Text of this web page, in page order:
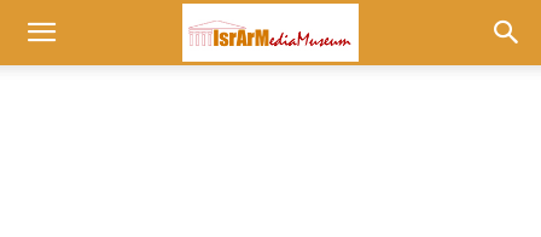
Museum